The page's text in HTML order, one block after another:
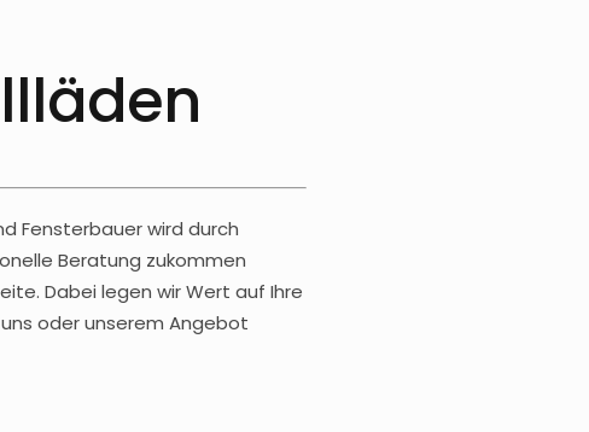
Fensterbauer wird durch
Beratung zukommen
Dabei legen wir Wert auf Ihre
oder unserem Angebot